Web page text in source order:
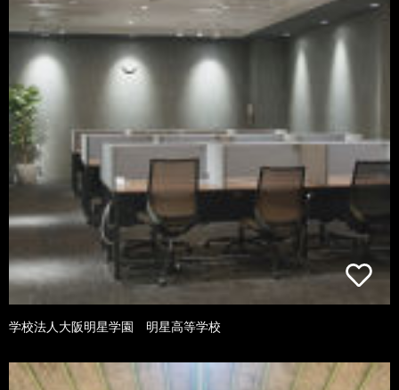
学校法人大阪明星学園 明星高等学校